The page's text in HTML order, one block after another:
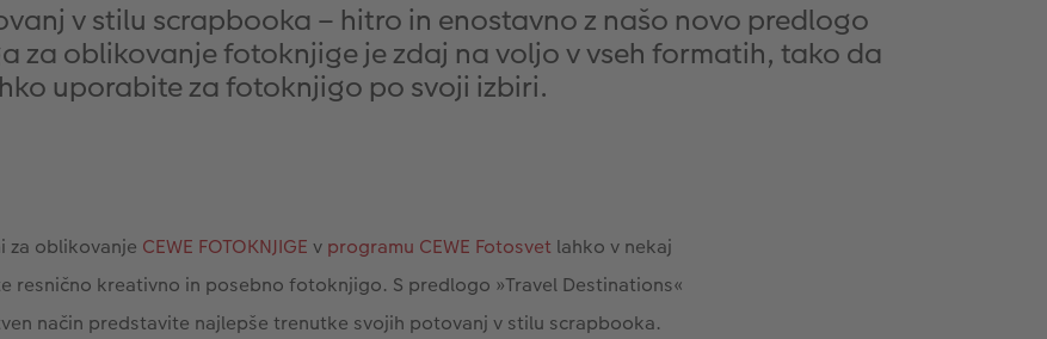
v stilu scrapbooka – hitro in enostavno z našo novo predlogo
za oblikovanje fotoknjige je zdaj na voljo v vseh formatih, tako da
uporabite za fotoknjigo po svoji izbiri.
za oblikovanje CEWE FOTOKNJIGE v programu CEWE Fotosvet lahko v nekaj
resnično kreativno in posebno fotoknjigo. S predlogo »Travel Destinations«
način predstavite najlepše trenutke svojih potovanj v stilu scrapbooka.